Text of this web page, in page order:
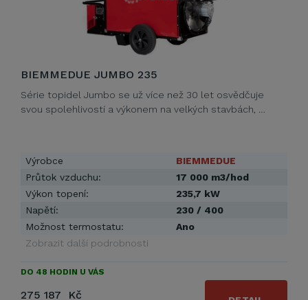
BIEMMEDUE JUMBO 235
Série topidel Jumbo se už více než 30 let osvědčuje
svou spolehlivostí a výkonem na velkých stavbách, …
Výrobce
BIEMMEDUE
Průtok vzduchu:
17 000 m3/hod
Výkon topení:
235,7 kW
Napětí:
230 / 400
Možnost termostatu:
Ano
Zobrazit další podrobnosti
DO 48 HODIN U VÁS
275 187 Kč